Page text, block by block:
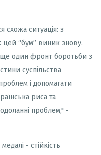
схожа ситуація: з
цей “бум” виник знову.
ще один фронт боротьби з
суспільства
і допомагати
риса та
проблем," -
- стійкість